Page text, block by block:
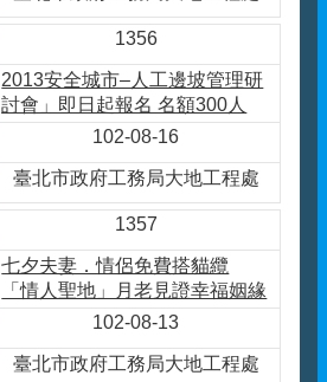
1356
2013安全城市–人工邊坡管理研
討會」即日起報名 名額300人
102-08-16
臺北市政府工務局大地工程處
1357
七夕夫妻．情侶免費搭貓纜
「情人聖地」月老見證幸福姻緣
102-08-13
臺北市政府工務局大地工程處